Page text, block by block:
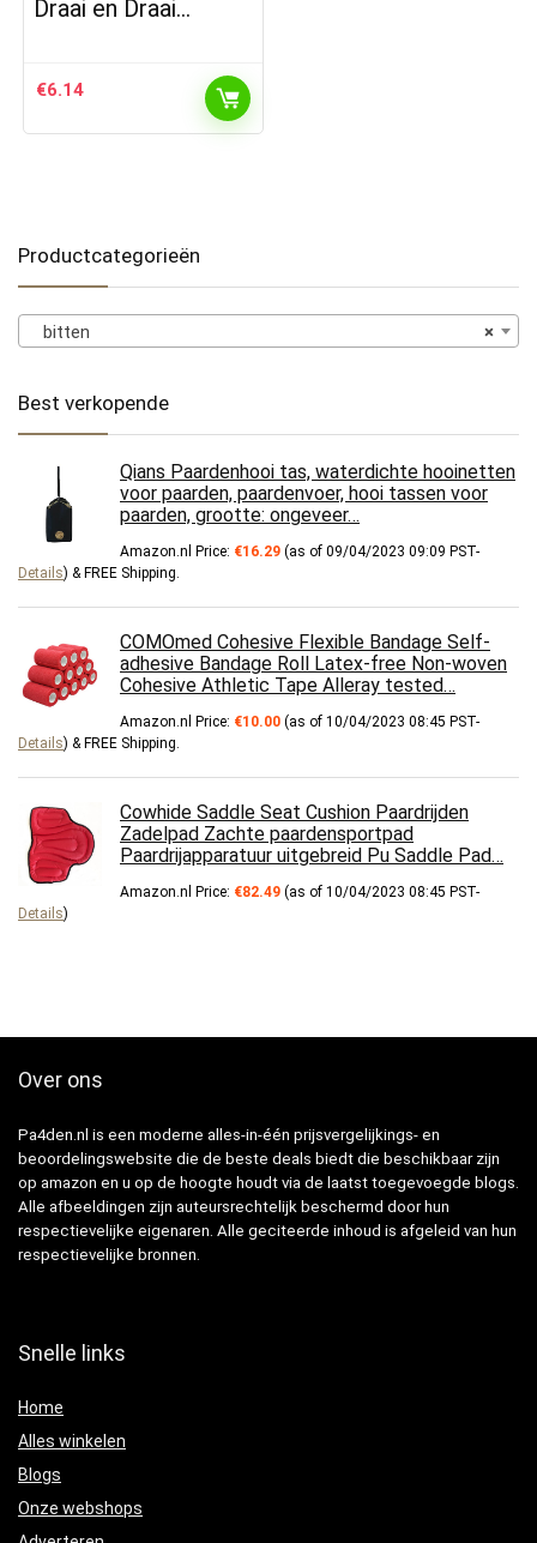
Draai en Draai…
€6.14
Productcategorieën
×
bitten
Best verkopende
Qians Paardenhooi tas, waterdichte hooinetten
voor paarden, paardenvoer, hooi tassen voor
paarden, grootte: ongeveer…
Amazon.nl Price: €16.29 (as of 09/04/2023 09:09 PST-
Details) & FREE Shipping
COMOmed Cohesive Flexible Bandage Self-
adhesive Bandage Roll Latex-free Non-woven
Cohesive Athletic Tape Alleray tested…
Amazon.nl Price: €10.00 (as of 10/04/2023 08:45 PST-
Details) & FREE Shipping
Cowhide Saddle Seat Cushion Paardrijden
Zadelpad Zachte paardensportpad
Paardrijapparatuur uitgebreid Pu Saddle Pad…
Amazon.nl Price: €82.49 (as of 10/04/2023 08:45 PST-
Details)
Over ons
Pa4den.nl is een moderne alles-in-één prijsvergelijkings- en
beoordelingswebsite die de beste deals biedt die beschikbaar zijn
op amazon en u op de hoogte houdt via de laatst toegevoegde blogs.
Alle afbeeldingen zijn auteursrechtelijk beschermd door hun
respectievelijke eigenaren. Alle geciteerde inhoud is afgeleid van hun
respectievelijke bronnen.
Snelle links
Home
Alles winkelen
Blogs
Onze webshops